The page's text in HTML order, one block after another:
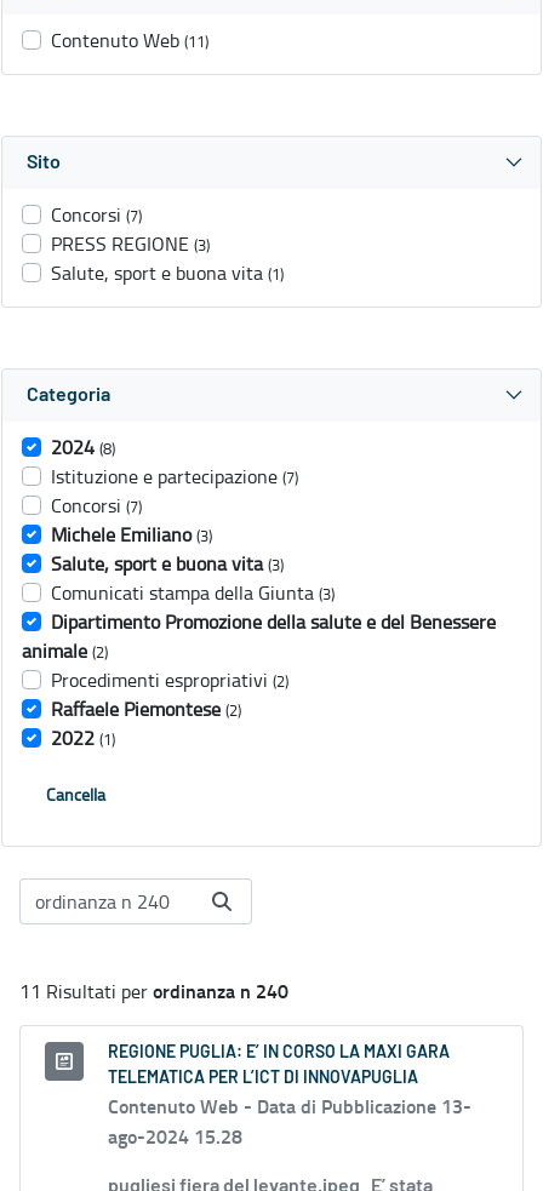
Contenuto Web (11)
Sito
Concorsi (7)
PRESS REGIONE (3)
Salute, sport e buona vita (1)
Categoria
2024 (8)
Istituzione e partecipazione (7)
Concorsi (7)
Michele Emiliano (3)
Salute, sport e buona vita (3)
Comunicati stampa della Giunta (3)
Dipartimento Promozione della salute e del Benessere
animale (2)
Procedimenti espropriativi (2)
Raffaele Piemontese (2)
2022 (1)
Cancella
11 Risultati perordinanza n 240
REGIONE PUGLIA: E’ IN CORSO LA MAXI GARA
TELEMATICA PER L’ICT DI INNOVAPUGLIA
Contenuto Web - Data di Pubblicazione 13-
ago-2024 15.28
pugliesi fiera del levante.jpeg E’ stata